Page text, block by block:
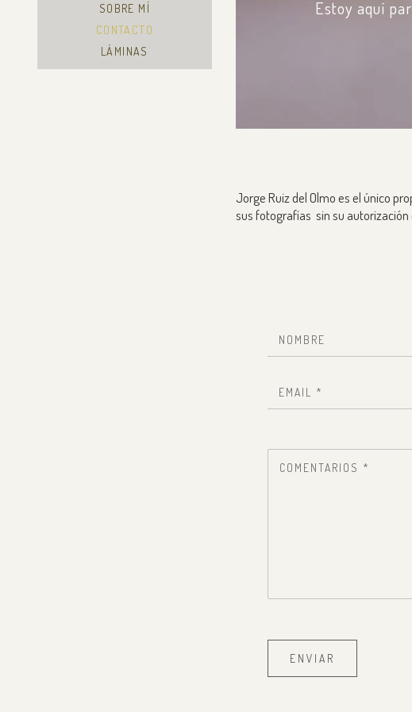
SOBRE MÍ
CONTACTO
LÁMINAS
Estoy aquí
Jorge Ruiz del Olmo es el único
sus fotografías sin su autorización
ENVIAR